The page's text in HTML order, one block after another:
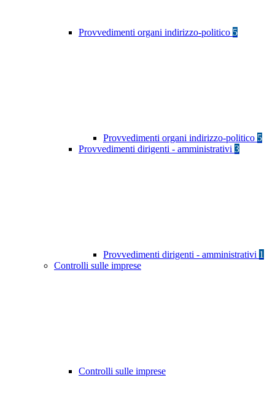
Provvedimenti organi indirizzo-politico 5
Provvedimenti organi indirizzo-politico 5
Provvedimenti dirigenti - amministrativi 3
Provvedimenti dirigenti - amministrativi 1
Controlli sulle imprese
Controlli sulle imprese